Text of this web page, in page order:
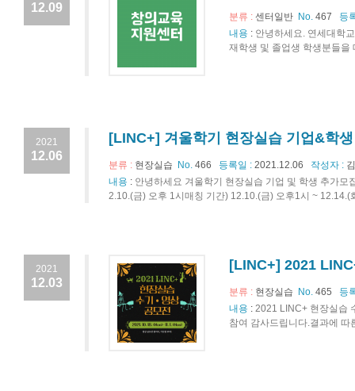
12.09
분류 : 센터일반 No. 467
등
내용 : 안녕하세요. 연세대학
재학생 및 졸업생 학생분들을
2021
12.06
[LINC+] 겨울학기 현장실습 기업&학
분류 : 현장실습 No. 466 등록일 : 2021.12.06 작성자 :
내용 : 안녕하세요 겨울학기 현장실습 기업 및 학생 추가
2.10.(금) 오후 1시매칭 기간) 12.10.(금) 오후1시 ~
2021
12.03
[LINC+] 2021
분류 : 현장실습 No. 465
등
내용 : 2021 LINC+ 현장실습
참여 감사드립니다.결과에 따